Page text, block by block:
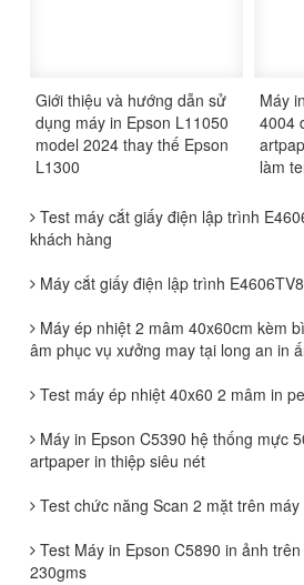
Giới thiệu và hướng dẫn sử
dụng máy in Epson L11050
model 2024 thay thế Epson
L1300
Máy
4004
làm
Test máy cắt giấy điện lập trình
khách hàng
Máy cắt giấy điện lập trình
Máy ép nhiệt 2 mâm 40x60cm kèm
âm phục vụ xưởng may tại long an in
Test máy ép nhiệt 40x60 2 mâm in
Máy in Epson C5390 hệ thống mực
artpaper in thiệp siêu nét
Test chức năng Scan 2 mặt trên
Test Máy in Epson C5890 in ảnh
230gms